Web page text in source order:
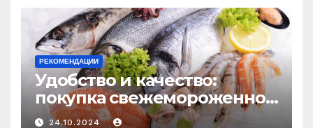
РЕКОМЕНДАЦИИ
Удобство и качество:
покупка свежемороженной
рыбы онлайн
24.10.2024